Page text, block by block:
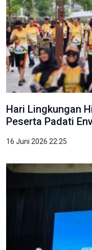
Hari Lingkungan
Peserta Padati
16 Juni 2026 22:25